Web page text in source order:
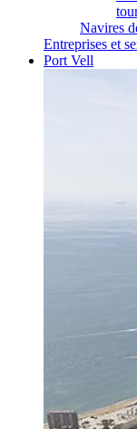
Navires
Entreprises et
Port Vell